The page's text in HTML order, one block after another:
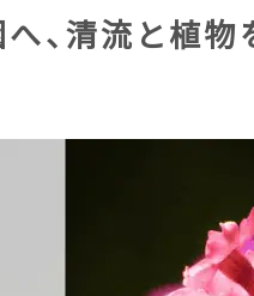
、清流と植物